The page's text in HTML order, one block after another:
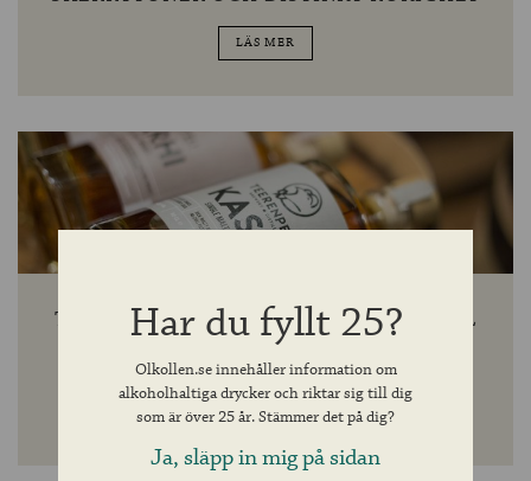
LÄS MER
TEERENPELI FRÅN FINLAND KORAD TILL
VÄRLDENS BÄSTA WHISKYPRODUCENT
2020.
LÄS MER
Har du fyllt 25?
Olkollen.se innehåller information om
alkoholhaltiga drycker och riktar sig till dig
som är över 25 år. Stämmer det på dig?
Ja, släpp in mig på sidan